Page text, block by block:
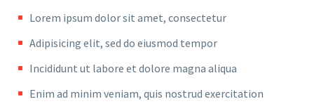
Lorem ipsum dolor sit amet, consectetur
Adipisicing elit, sed do eiusmod tempor
Incididunt ut labore et dolore magna aliqua
Enim ad minim veniam, quis nostrud exercitation